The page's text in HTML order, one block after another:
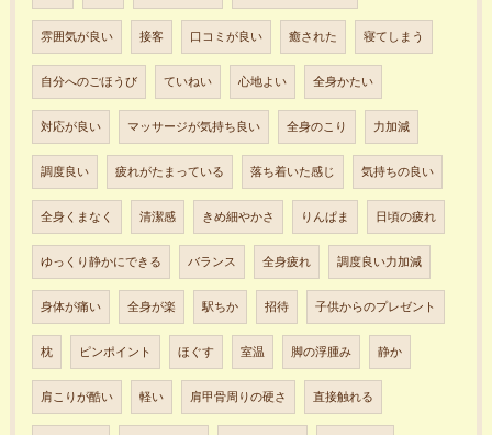
雰囲気が良い 接客 口コミが良い 癒された 寝てしまう
自分へのごほうび ていねい 心地よい 全身かたい
対応が良い マッサージが気持ち良い 全身のこり 力加減
調度良い 疲れがたまっている 落ち着いた感じ 気持ちの良い
全身くまなく 清潔感 きめ細やかさ りんぱま 日頃の疲れ
ゆっくり静かにできる バランス 全身疲れ 調度良い力加減
身体が痛い 全身が楽 駅ちか 招待 子供からのプレゼント
枕 ピンポイント ほぐす 室温 脚の浮腫み 静か
肩こりが酷い 軽い 肩甲骨周りの硬さ 直接触れる